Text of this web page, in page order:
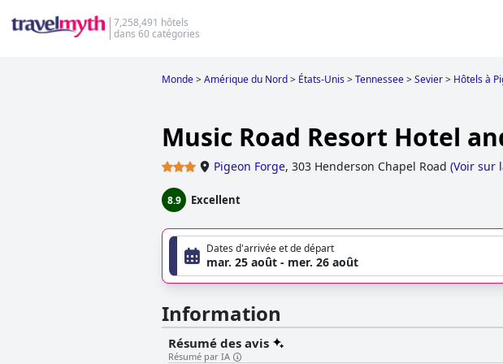
7,258,491 hôtels
dans 60 catégories
Monde>Amérique du Nord> États-Unis>Tennessee>Sevier> Hôtels à
Music Road Resort Hotel
Pigeon Forge, 303 Henderson Chapel Road (Voir sur
8.9 Excellent
Dates d'arrivée et de départ
mar. 25 août - mer. 26 août
Information
Résumé des avis
Résumé par IA